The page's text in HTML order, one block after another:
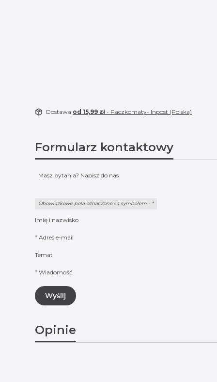
Dostawa od 15,99 zł - Paczkomaty- Inpost (Polska)
Formularz kontaktowy
Masz pytania? Napisz do nas
Obowiązkowe pola oznaczone są symbolem - *
Imię i nazwisko
* Adres e-mail
Temat
* Wiadomość
Wyślij
Opinie